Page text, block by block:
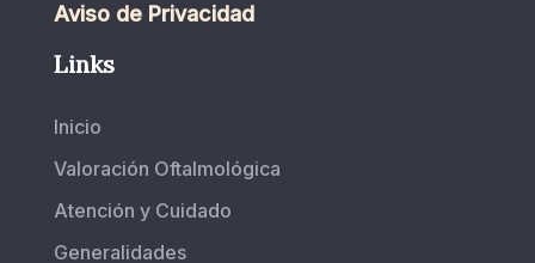
Aviso de Privacidad
Links
Inicio
Valoración Oftalmológica
Atención y Cuidado
Generalidades